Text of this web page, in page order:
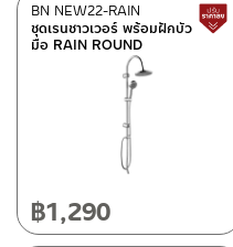
ชุดเรนชาวเวอร์ พร้อมฝักบัว
มือ RAIN ROUND
BN NEW22-RAIN
฿1,290